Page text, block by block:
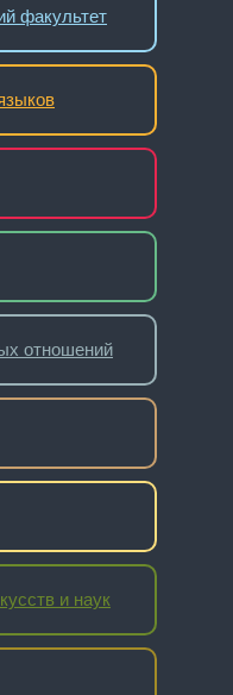
факультет
отношений
и наук